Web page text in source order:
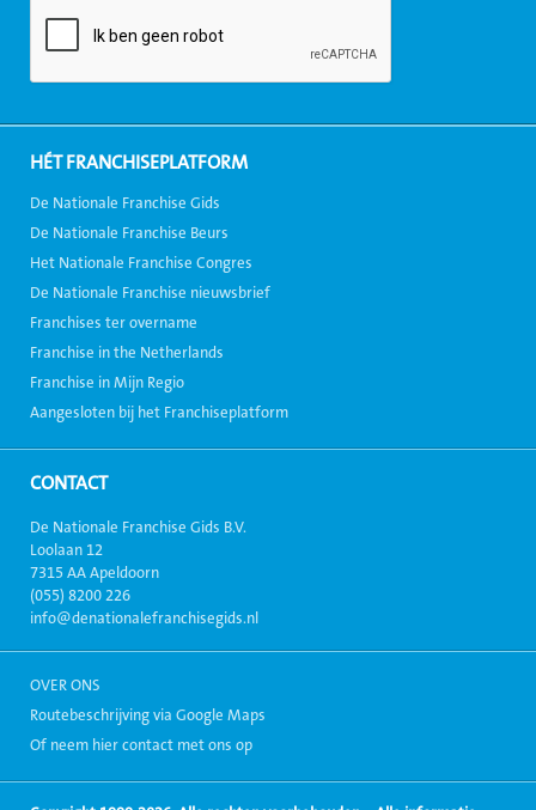
HÉT FRANCHISEPLATFORM
De Nationale Franchise Gids
De Nationale Franchise Beurs
Het Nationale Franchise Congres
De Nationale Franchise nieuwsbrief
Franchises ter overname
Franchise in the Netherlands
Franchise in Mijn Regio
Aangesloten bij het Franchiseplatform
CONTACT
De Nationale Franchise Gids B.V.
Loolaan 12
7315 AA Apeldoorn
(055) 8200 226
info@denationalefranchisegids.nl
OVER ONS
Routebeschrijving via Google Maps
Of neem hier contact met ons op